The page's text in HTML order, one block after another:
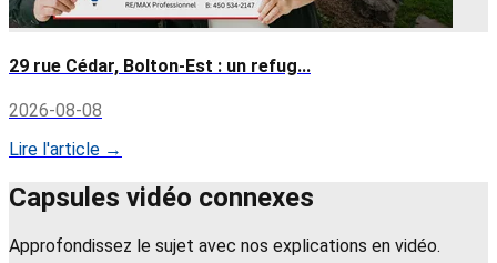
29 rue Cédar, Bolton-Est : un refug...
2026-08-08
Lire l'article →
Capsules vidéo connexes
Approfondissez le sujet avec nos explications en vidéo.